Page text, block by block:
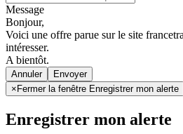
Message
Bonjour,
Voici une offre parue sur le site
intéresser.
A bientôt.
Annuler
× Fermer la fenêtre Enregistrer mon alerte
Enregistrer mon alerte